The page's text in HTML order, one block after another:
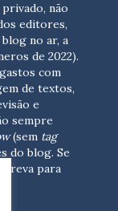
não
editores,
no ar, a
de 2022).
com
de textos,
e
sempre
(sem tag
do blog. Se
escreva para